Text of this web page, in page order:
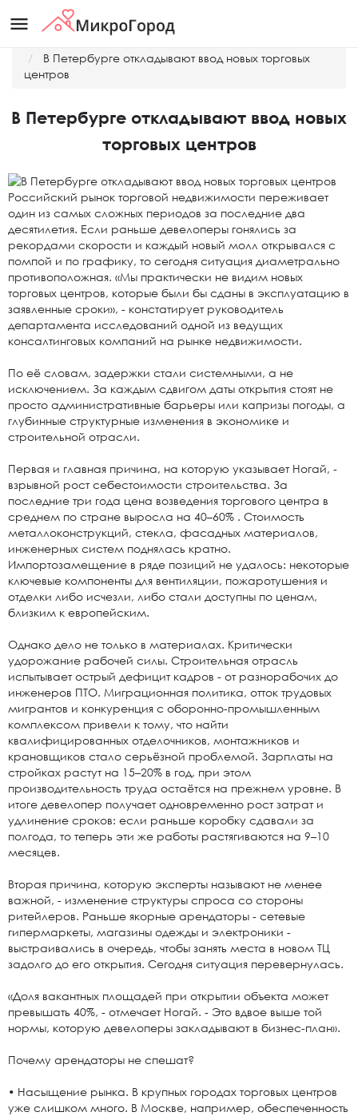
menu
В Петербурге откладывают ввод новых торговых
центров
В Петербурге откладывают ввод новых
торговых центров
Российский рынок торговой недвижимости переживает
один из самых сложных периодов за последние два
десятилетия. Если раньше девелоперы гонялись за
рекордами скорости и каждый новый молл открывался с
помпой и по графику, то сегодня ситуация диаметрально
противоположная. «Мы практически не видим новых
торговых центров, которые были бы сданы в эксплуатацию в
заявленные сроки», - констатирует руководитель
департамента исследований одной из ведущих
консалтинговых компаний на рынке недвижимости.
По её словам, задержки стали системными, а не
исключением. За каждым сдвигом даты открытия стоят не
просто административные барьеры или капризы погоды, а
глубинные структурные изменения в экономике и
строительной отрасли.
Первая и главная причина, на которую указывает Ногай, -
взрывной рост себестоимости строительства. За
последние три года цена возведения торгового центра в
среднем по стране выросла на 40–60% . Стоимость
металлоконструкций, стекла, фасадных материалов,
инженерных систем поднялась кратно.
Импортозамещение в ряде позиций не удалось: некоторые
ключевые компоненты для вентиляции, пожаротушения и
отделки либо исчезли, либо стали доступны по ценам,
близким к европейским.
Однако дело не только в материалах. Критически
удорожание рабочей силы. Строительная отрасль
испытывает острый дефицит кадров - от разнорабочих до
инженеров ПТО. Миграционная политика, отток трудовых
мигрантов и конкуренция с оборонно-промышленным
комплексом привели к тому, что найти
квалифицированных отделочников, монтажников и
крановщиков стало серьёзной проблемой. Зарплаты на
стройках растут на 15–20% в год, при этом
производительность труда остаётся на прежнем уровне. В
итоге девелопер получает одновременно рост затрат и
удлинение сроков: если раньше коробку сдавали за
полгода, то теперь эти же работы растягиваются на 9–10
месяцев.
Вторая причина, которую эксперты называют не менее
важной, - изменение структуры спроса со стороны
ритейлеров. Раньше якорные арендаторы - сетевые
гипермаркеты, магазины одежды и электроники -
выстраивались в очередь, чтобы занять места в новом ТЦ
задолго до его открытия. Сегодня ситуация перевернулась.
«Доля вакантных площадей при открытии объекта может
превышать 40%, - отмечает Ногай. - Это вдвое выше той
нормы, которую девелоперы закладывают в бизнес-план».
Почему арендаторы не спешат?
• Насыщение рынка. В крупных городах торговых центров
уже слишком много. В Москве, например, обеспеченность